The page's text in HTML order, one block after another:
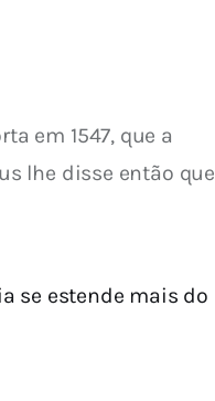
em 1547, que a
lhe disse então que
se estende mais do